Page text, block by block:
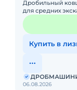
Дробильный
для средних
Масса ковша
Купить в
06.08.2026